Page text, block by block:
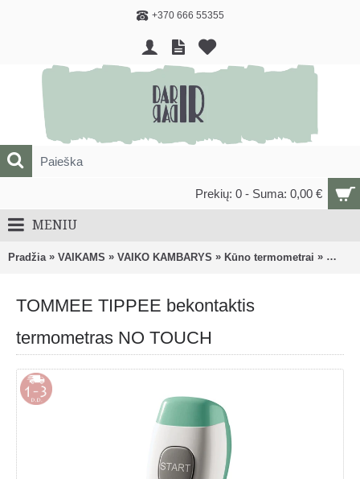
+370 666 55355
Prekių: 0 - Suma: 0,00 €
MENIU
Pradžia » VAIKAMS » VAIKO KAMBARYS » Kūno termometrai »
TOMMEE TIPPEE bekontaktis
termometras NO TOUCH